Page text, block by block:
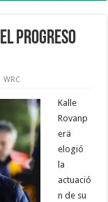
PROGRESO
WRC
Kalle
Rovanp
erä
elogió
la
actuació
n de su